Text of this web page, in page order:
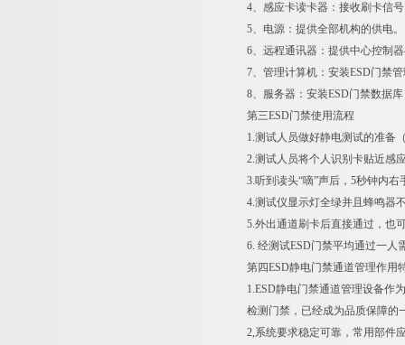
4、感应卡读卡器：接收刷卡信
5、电源：提供全部机构的供电。
6、远程通讯器：提供中心控制
7、管理计算机：安装ESD门禁
8、服务器：安装ESD门禁数据
第三ESD门禁使用流程
1.测试人员做好静电测试的准备
2.测试人员将个人识别卡贴近感
3.听到读头“嘀”声后，5秒钟内
4.测试仪显示灯全绿并且蜂鸣器
5.外出通道刷卡后直接通过，也
6. 经测试ESD门禁平均通过一人
第四ESD静电门禁通道管理作用
1.ESD静电门禁通道管理设备作
检测门禁，已经成为品质保障的
2,系统要求稳定可靠，常用部件